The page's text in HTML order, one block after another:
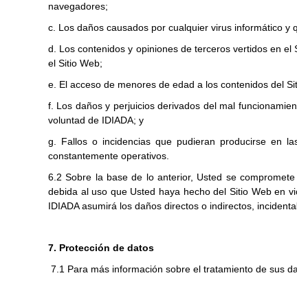
navegadores;
c. Los daños causados por cualquier virus informático
d. Los contenidos y opiniones de terceros vertidos en
el Sitio Web;
e. El acceso de menores de edad a los contenidos del
f. Los daños y perjuicios derivados del mal
voluntad de IDIADA; y
g. Fallos o incidencias que pudieran producirse en
constantemente operativos.
6.2 Sobre la base de lo anterior, Usted se
debida al uso que Usted haya hecho del Sitio Web en
IDIADA asumirá los daños directos o indirectos,
7. Protección de datos
7.1 Para más información sobre el tratamiento de sus